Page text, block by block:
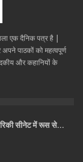
एक दैनिक पत्र है |
पाठकों को महत्वपूर्ण
और कहानियों के
सीनेट में रूस से…